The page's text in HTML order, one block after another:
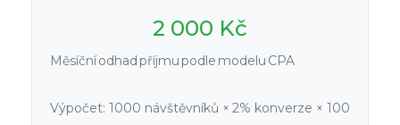
2 000 Kč
Měsíční odhad příjmu podle modelu CPA
Výpočet: 1000 návštěvníků × 2% konverze × 100